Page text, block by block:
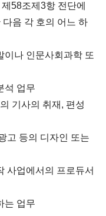
58조제3항 전단에
다음 각 호의 어느 하
이나 인문사회과학 또
석 업무
기사의 취재, 편성
고 등의 디자인 또는
사업에서의 프로듀서
는 업무